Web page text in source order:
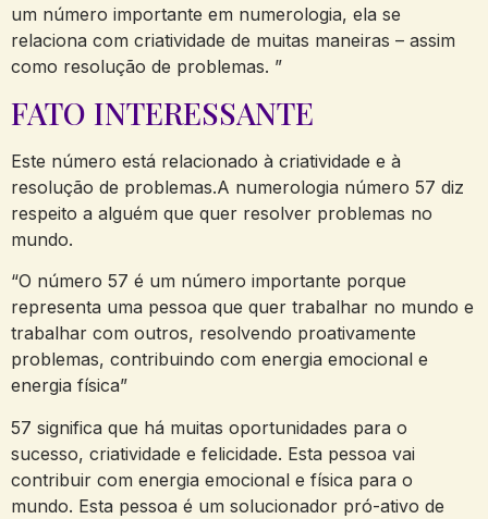
um número importante em numerologia, ela se
relaciona com criatividade de muitas maneiras – assim
como resolução de problemas. ”
FATO INTERESSANTE
Este número está relacionado à criatividade e à
resolução de problemas.A numerologia número 57 diz
respeito a alguém que quer resolver problemas no
mundo.
“O número 57 é um número importante porque
representa uma pessoa que quer trabalhar no mundo e
trabalhar com outros, resolvendo proativamente
problemas, contribuindo com energia emocional e
energia física”
57 significa que há muitas oportunidades para o
sucesso, criatividade e felicidade. Esta pessoa vai
contribuir com energia emocional e física para o
mundo. Esta pessoa é um solucionador pró-ativo de